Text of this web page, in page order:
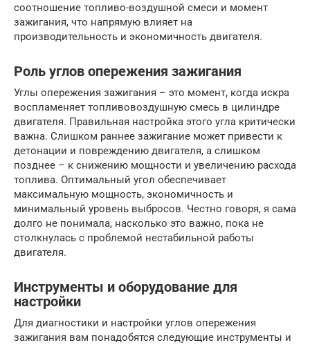
соотношение топливо-воздушной смеси и момент
зажигания, что напрямую влияет на
производительность и экономичность двигателя.
Роль углов опережения зажигания
Углы опережения зажигания – это момент, когда искра
воспламеняет топливовоздушную смесь в цилиндре
двигателя. Правильная настройка этого угла критически
важна. Слишком раннее зажигание может привести к
детонации и повреждению двигателя, а слишком
позднее – к снижению мощности и увеличению расхода
топлива. Оптимальный угол обеспечивает
максимальную мощность, экономичность и
минимальный уровень выбросов. Честно говоря, я сама
долго не понимала, насколько это важно, пока не
столкнулась с проблемой нестабильной работы
двигателя.
Инструменты и оборудование для
настройки
Для диагностики и настройки углов опережения
зажигания вам понадобятся следующие инструменты и